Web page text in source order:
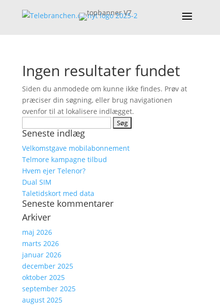
Ingen resultater fundet
Siden du anmodede om kunne ikke findes. Prøv at
præciser din søgning, eller brug navigationen
ovenfor til at lokalisere indlægget.
efter:
Seneste indlæg
Velkomstgave mobilabonnement
Telmore kampagne tilbud
Hvem ejer Telenor?
Dual SIM
Taletidskort med data
Seneste kommentarer
Arkiver
maj 2026
marts 2026
januar 2026
december 2025
oktober 2025
september 2025
august 2025